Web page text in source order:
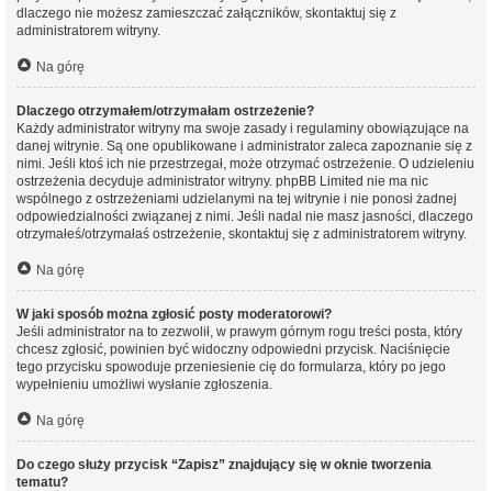
dlaczego nie możesz zamieszczać załączników, skontaktuj się z
administratorem witryny.
Na górę
Dlaczego otrzymałem/otrzymałam ostrzeżenie?
Każdy administrator witryny ma swoje zasady i regulaminy obowiązujące na
danej witrynie. Są one opublikowane i administrator zaleca zapoznanie się z
nimi. Jeśli ktoś ich nie przestrzegał, może otrzymać ostrzeżenie. O udzieleniu
ostrzeżenia decyduje administrator witryny. phpBB Limited nie ma nic
wspólnego z ostrzeżeniami udzielanymi na tej witrynie i nie ponosi żadnej
odpowiedzialności związanej z nimi. Jeśli nadal nie masz jasności, dlaczego
otrzymałeś/otrzymałaś ostrzeżenie, skontaktuj się z administratorem witryny.
Na górę
W jaki sposób można zgłosić posty moderatorowi?
Jeśli administrator na to zezwolił, w prawym górnym rogu treści posta, który
chcesz zgłosić, powinien być widoczny odpowiedni przycisk. Naciśnięcie
tego przycisku spowoduje przeniesienie cię do formularza, który po jego
wypełnieniu umożliwi wysłanie zgłoszenia.
Na górę
Do czego służy przycisk “Zapisz” znajdujący się w oknie tworzenia
tematu?